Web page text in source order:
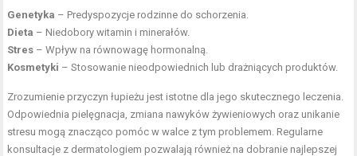
Genetyka – Predyspozycje rodzinne do schorzenia.
Dieta – Niedobory witamin i minerałów.
Stres – Wpływ na równowagę hormonalną.
Kosmetyki – Stosowanie nieodpowiednich lub drażniących produktów.
Zrozumienie przyczyn łupieżu jest istotne dla jego skutecznego leczenia.
Odpowiednia pielęgnacja, zmiana nawyków żywieniowych oraz unikanie
stresu mogą znacząco pomóc w walce z tym problemem. Regularne
konsultacje z dermatologiem pozwalają również na dobranie najlepszej